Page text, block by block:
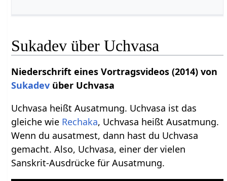
Sukadev über Uchvasa
Niederschrift eines Vortragsvideos (2014) von
Sukadev über Uchvasa
Uchvasa heißt Ausatmung. Uchvasa ist das
gleiche wie Rechaka, Uchvasa heißt Ausatmung.
Wenn du ausatmest, dann hast du Uchvasa
gemacht. Also, Uchvasa, einer der vielen
Sanskrit-Ausdrücke für Ausatmung.